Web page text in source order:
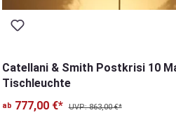
Catellani & Smith Postkrisi 10
Tischleuchte
ab 777,00 €* UVP: 863,00 €*